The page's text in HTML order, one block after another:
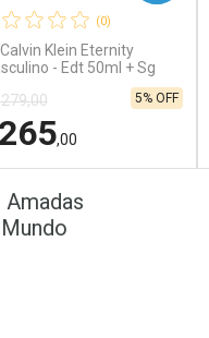
sem Desconto
R$ 22,33/cada
sem Desconto
R$ 22,33/cada
(0)
Klein Eternity
- Edt 50ml + Sg
265,00
5% OFF
Menos